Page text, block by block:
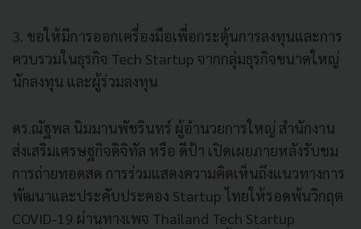
3. ขอให้มีการออกเครื่องมือเพื่อกระตุ้นการลงทุนและการ
ควบรวมในธุรกิจ Tech Startup จากกลุ่มธุรกิจขนาดใหญ่
นักลงทุน และผู้ร่วมลงทุน
ดร.ณัฐพล นิมมานพัชรินทร์ ผู้อำนวยการใหญ่ สำนักงาน
ส่งเสริมเศรษฐกิจดิจิทัล หรือ ดีป้า เปิดเผยภายหลังรับชม
การถ่ายทอดสด การร่วมแสดงความคิดเห็นถึงแนวทางการ
พัฒนาและประคับประคอง Startup ไทยให้รอดพ้นวิกฤต
COVID-19 ผ่านทางเพจ Thailand Tech Startup